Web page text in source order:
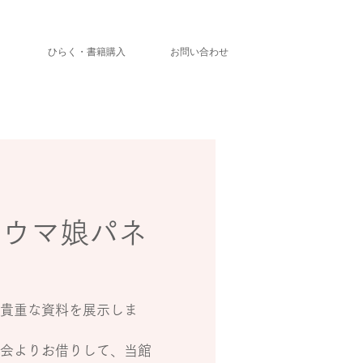
ひらく・書籍購入 お問い合わせ
マ娘パネ
重な資料を展示しま
よりお借りして、当館